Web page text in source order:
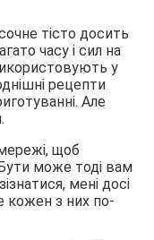
тісто досить
часу і сил на
у
рецепти
Але
щоб
може тоді вам
мені досі
кожен з них по-